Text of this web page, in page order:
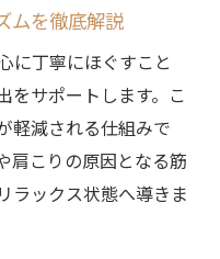
ムを徹底解説
に丁寧にほぐすこと
をサポートします。こ
軽減される仕組みで
肩こりの原因となる筋
ラックス状態へ導きま